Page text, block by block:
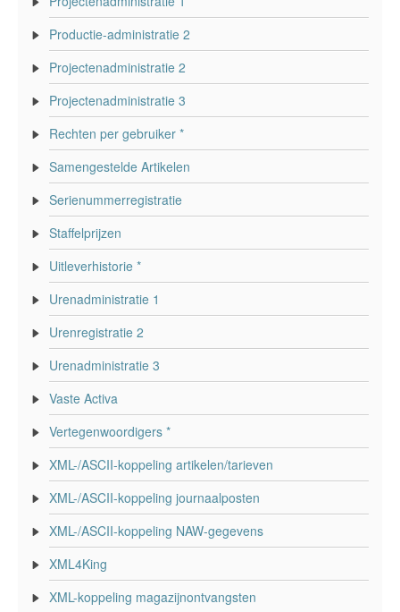
Productie-administratie 2
Projectenadministratie 2
Projectenadministratie 3
Rechten per gebruiker *
Samengestelde Artikelen
Serienummerregistratie
Staffelprijzen
Uitleverhistorie *
Urenadministratie 1
Urenregistratie 2
Urenadministratie 3
Vaste Activa
Vertegenwoordigers *
XML-/ASCII-koppeling artikelen/tarieven
XML-/ASCII-koppeling journaalposten
XML-/ASCII-koppeling NAW-gegevens
XML4King
XML-koppeling magazijnontvangsten